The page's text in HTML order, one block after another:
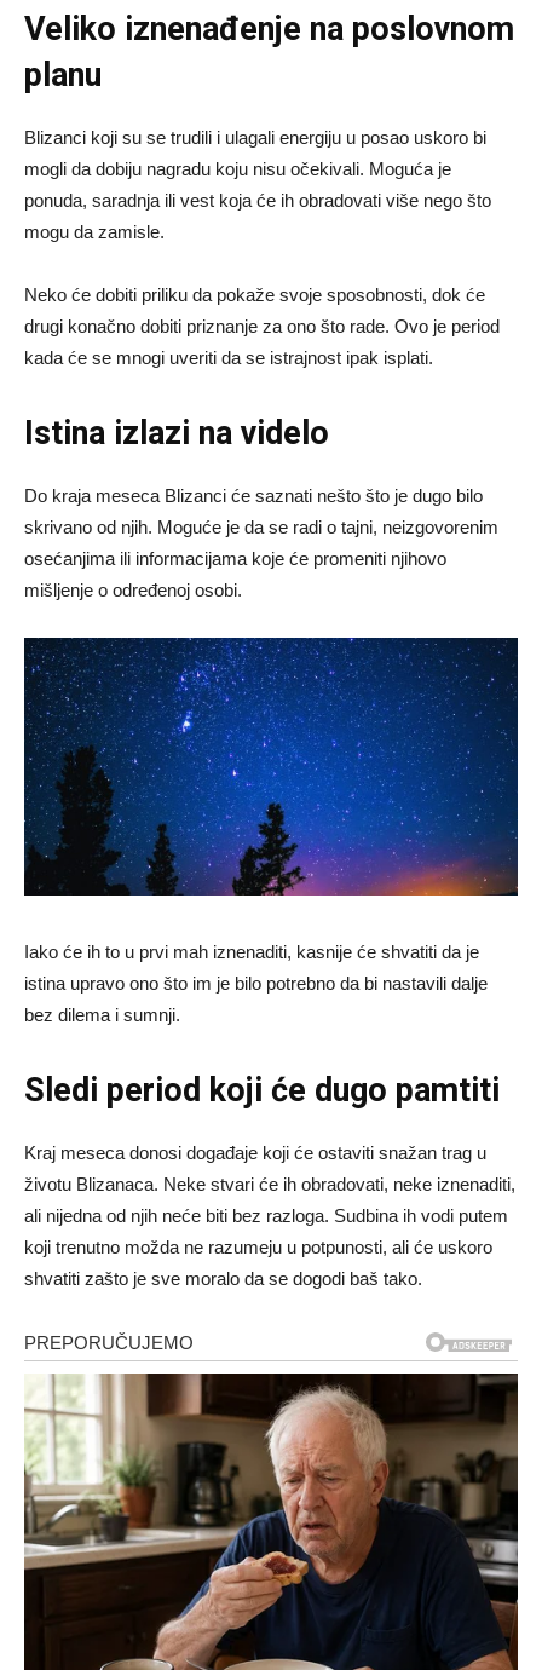
Veliko iznenađenje na poslovnom
planu
Blizanci koji su se trudili i ulagali energiju u posao uskoro bi
mogli da dobiju nagradu koju nisu očekivali. Moguća je
ponuda, saradnja ili vest koja će ih obradovati više nego što
mogu da zamisle.
Neko će dobiti priliku da pokaže svoje sposobnosti, dok će
drugi konačno dobiti priznanje za ono što rade. Ovo je period
kada će se mnogi uveriti da se istrajnost ipak isplati.
Istina izlazi na videlo
Do kraja meseca Blizanci će saznati nešto što je dugo bilo
skrivano od njih. Moguće je da se radi o tajni, neizgovorenim
osećanjima ili informacijama koje će promeniti njihovo
mišljenje o određenoj osobi.
Iako će ih to u prvi mah iznenaditi, kasnije će shvatiti da je
istina upravo ono što im je bilo potrebno da bi nastavili dalje
bez dilema i sumnji.
Sledi period koji će dugo pamtiti
Kraj meseca donosi događaje koji će ostaviti snažan trag u
životu Blizanaca. Neke stvari će ih obradovati, neke iznenaditi,
ali nijedna od njih neće biti bez razloga. Sudbina ih vodi putem
koji trenutno možda ne razumeju u potpunosti, ali će uskoro
shvatiti zašto je sve moralo da se dogodi baš tako.